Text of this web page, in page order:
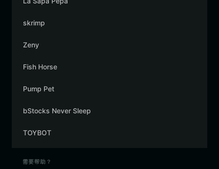
skrimp
Zeny
Fish Horse
Pump Pet
bStocks Never Sleep
TOYBOT
需要帮助？